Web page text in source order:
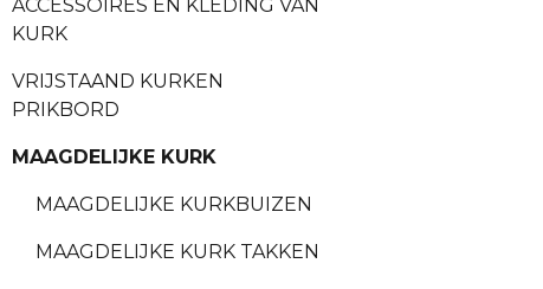
ACCESSOIRES EN KLEDING VAN
KURK
VRIJSTAAND KURKEN
PRIKBORD
MAAGDELIJKE KURK
MAAGDELIJKE KURKBUIZEN
MAAGDELIJKE KURK TAKKEN